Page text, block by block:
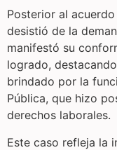
Posterior al
desistió de la
manifestó su
logrado,
brindado por la
Pública, que hizo
derechos laborales.
Este caso refleja la